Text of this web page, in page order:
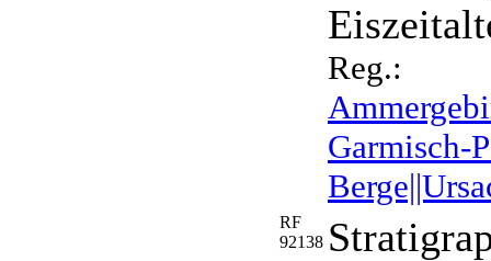
Reg.:
Garmisch-
RF
92138